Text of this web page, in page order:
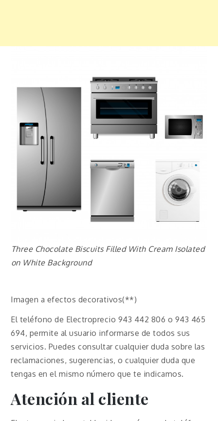
Three Chocolate Biscuits Filled With Cream Isolated
on White Background
Imagen a efectos decorativos(**)
El teléfono de Electroprecio 943 442 806 o 943 465
694, permite al usuario informarse de todos sus
servicios. Puedes consultar cualquier duda sobre las
reclamaciones, sugerencias, o cualquier duda que
tengas en el mismo número que te indicamos.
Atención al cliente